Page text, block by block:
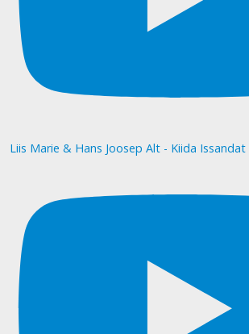
Liis Marie & Hans Joosep Alt - Kiida Issandat